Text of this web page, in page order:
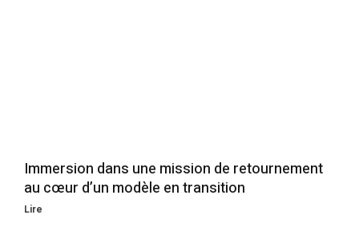
Immersion dans une mission de retournement
au cœur d’un modèle en transition
Lire